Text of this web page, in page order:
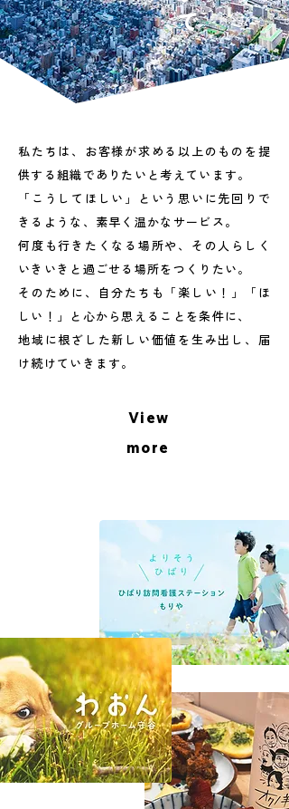
私たちは、お客様が求める以上のものを提
供する組織でありたいと考えています。
「こうしてほしい」という思いに先回りで
きるような、素早く温かなサービス。
何度も行きたくなる場所や、その人らしく
いきいきと過ごせる場所をつくりたい。
そのために、自分たちも「楽しい！」「ほ
しい！」と心から思えることを条件に、
地域に根ざした新しい価値を生み出し、届
け続けていきます。
View
more